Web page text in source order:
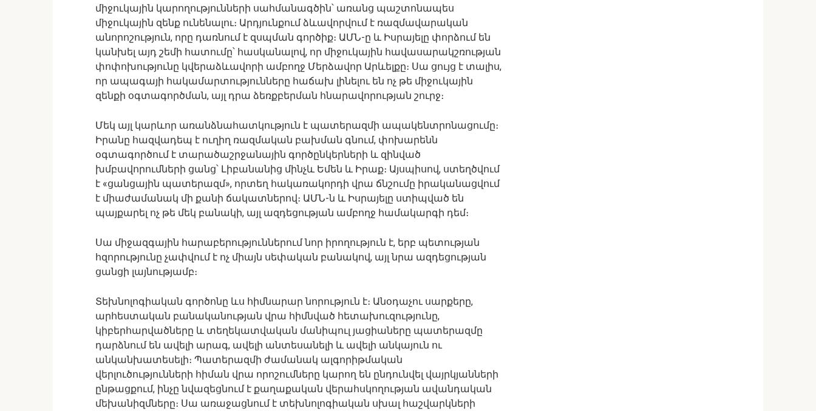
միջուկային կարողությունների սահմանագծին՝ առանց պաշտոնապես
միջուկային զենք ունենալու։ Արդյունքում ձևավորվում է ռազմավարական
անորոշություն, որը դառնում է զսպման գործիք։ ԱՄՆ-ը և Իսրայելը փորձում են
կանխել այդ շեմի հատումը՝ հասկանալով, որ միջուկային հավասարակշռության
փոփոխությունը կվերաձևավորի ամբողջ Մերձավոր Արևելքը։ Սա ցույց է տալիս,
որ ապագայի հակամարտությունները հաճախ լինելու են ոչ թե միջուկային
զենքի օգտագործման, այլ դրա ձեռքբերման հնարավորության շուրջ։
Մեկ այլ կարևոր առանձնահատկություն է պատերազմի ապակենտրոնացումը։
Իրանը հազվադեպ է ուղիղ ռազմական բախման գնում, փոխարենն
օգտագործում է տարածաշրջանային գործընկերների և զինված
խմբավորումների ցանց՝ Լիբանանից մինչև Եմեն և Իրաք։ Այսպիսով, ստեղծվում
է «ցանցային պատերազմ», որտեղ հակառակորդի վրա ճնշումը իրականացվում
է միաժամանակ մի քանի ճակատներով։ ԱՄՆ-ն և Իսրայելը ստիպված են
պայքարել ոչ թե մեկ բանակի, այլ ազդեցության ամբողջ համակարգի դեմ։
Սա միջազգային հարաբերություններում նոր իրողություն է, երբ պետության
հզորությունը չափվում է ոչ միայն սեփական բանակով, այլ նրա ազդեցության
ցանցի լայնությամբ։
Տեխնոլոգիական գործոնը ևս հիմնարար նորություն է։ Անօդաչու սարքերը,
արհեստական բանականության վրա հիմնված հետախուզությունը,
կիբերհարվածները և տեղեկատվական մանիպուլ յացիաները պատերազմը
դարձնում են ավելի արագ, ավելի անտեսանելի և ավելի անկայուն ու
անկանխատեսելի։ Պատերազմի ժամանակ ալգորիթմական
վերլուծությունների հիման վրա որոշումները կարող են ընդունվել վայրկյանների
ընթացքում, ինչը նվազեցնում է քաղաքական վերահսկողության ավանդական
մեխանիզմները։ Սա առաջացնում է տեխնոլոգիական սխալ հաշվարկների